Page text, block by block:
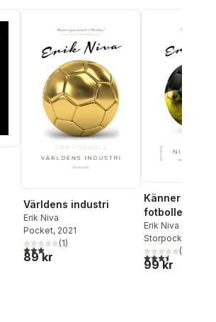
antal röster:
Världens industri
Erik Niva
Pocket, 2021
3,0utav 5 stjärnor. Totalt antal röster:
(1)
89 kr
Känner ni
fotbollen och
Sverige
Erik Niva
Storpocket
3,5utav 5(
99 kr